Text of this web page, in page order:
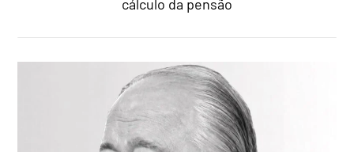
cálculo da pensão